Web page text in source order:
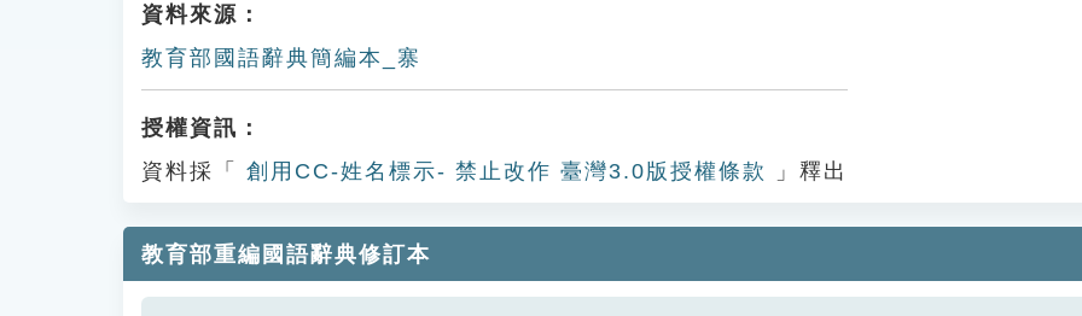
資料來源：
教育部國語辭典簡編本_寨
授權資訊：
資料採「
創用CC-姓名標示- 禁止改作 臺灣3.0版授權條款 」釋出
教育部重編國語辭典修訂本